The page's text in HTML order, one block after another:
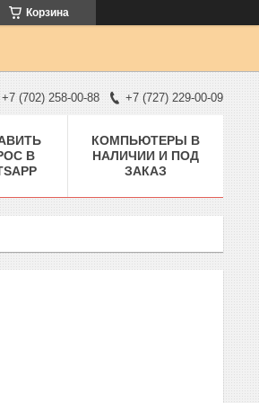
Корзина
+7 (702) 258-00-88 +7 (727) 229-00-09
В
КОМПЬЮТЕРЫ В
НАЛИЧИИ И ПОД
ЗАКАЗ